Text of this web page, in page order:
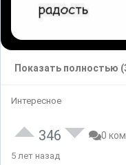
Показать полностью
Интересное
346 0
5 лет назад